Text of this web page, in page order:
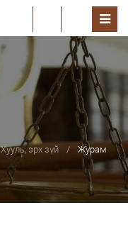
Хууль, эрх зүй Журам